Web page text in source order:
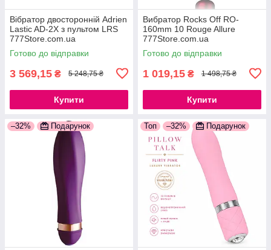
Вібратор двосторонній Adrien
Lastic AD-2X з пультом LRS
777Store.com.ua
Готово до відправки
3 569,15 ₴ 5 248,75 ₴
Купити
Вибратор Rocks Off RO-
160mm 10 Rouge Allure
777Store.com.ua
Готово до відправки
1 019,15 ₴ 1 498,75 ₴
Купити
–32% Подарунок Топ –32% Подарунок